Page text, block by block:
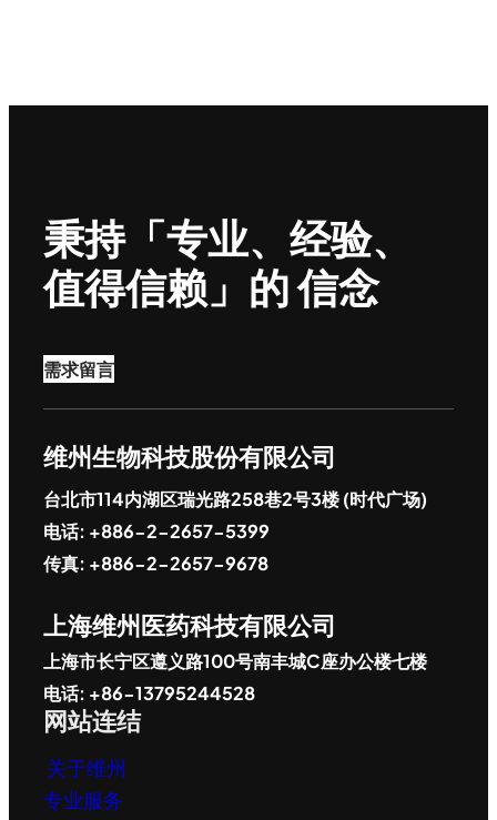
秉持「专业、经验、
值得信赖」的 信念
需求留言
维州生物科技股份有限公司
台北市114内湖区瑞光路258巷2号3楼 (时代广场)
电话: +886-2-2657-5399
传真: +886-2-2657-9678
上海维州医药科技有限公司
上海市长宁区遵义路100号南丰城C座办公楼七楼
电话: +86-13795244528
网站连结
关于维州
专业服务